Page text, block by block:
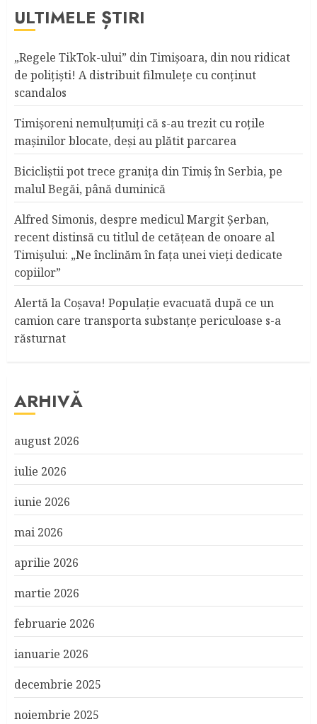
ULTIMELE ȘTIRI
„Regele TikTok-ului” din Timişoara, din nou ridicat
de poliţişti! A distribuit filmuleţe cu conţinut
scandalos
Timişoreni nemulţumiţi că s-au trezit cu roţile
maşinilor blocate, deşi au plătit parcarea
Bicicliştii pot trece graniţa din Timiş în Serbia, pe
malul Begăi, până duminică
Alfred Simonis, despre medicul Margit Şerban,
recent distinsă cu titlul de cetățean de onoare al
Timişului: „Ne înclinăm în fața unei vieți dedicate
copiilor”
Alertă la Coşava! Populaţie evacuată după ce un
camion care transporta substanţe periculoase s-a
răsturnat
ARHIVĂ
august 2026
iulie 2026
iunie 2026
mai 2026
aprilie 2026
martie 2026
februarie 2026
ianuarie 2026
decembrie 2025
noiembrie 2025